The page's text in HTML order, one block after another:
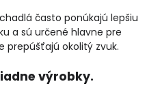
často ponúkajú lepšiu
a sú určené hlavne pre
prepúšťajú okolitý zvuk.